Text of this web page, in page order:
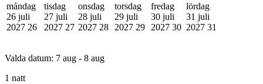
måndag
26 juli
2027 26
tisdag
27 juli
2027 27
onsdag
28 juli
2027 28
torsdag
29 juli
2027 29
fredag
30 juli
2027 30
lördag
31 juli
2027 31
Valda datum: 7 aug - 8 aug
1 natt